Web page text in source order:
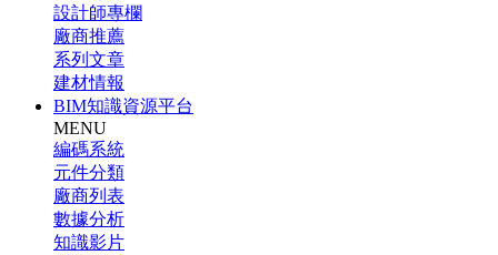
設計師專欄
廠商推薦
系列文章
建材情報
BIM知識資源平台
MENU
編碼系統
元件分類
廠商列表
數據分析
知識影片